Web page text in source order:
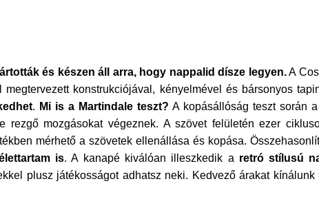
és készen áll arra, hogy nappalid dísze legyen.A
konstrukciójával, kényelmével és bársonyos
. Mi is a Martindale teszt? A kopásállóság teszt során
rezgő mozgásokat végeznek. A szövet felületén ezer
mérhető a szövetek ellenállása és kopása.
is. A kanapé kiválóan illeszkedik a retró stílusú
plusz játékosságot adhatsz neki. Kedvező árakat